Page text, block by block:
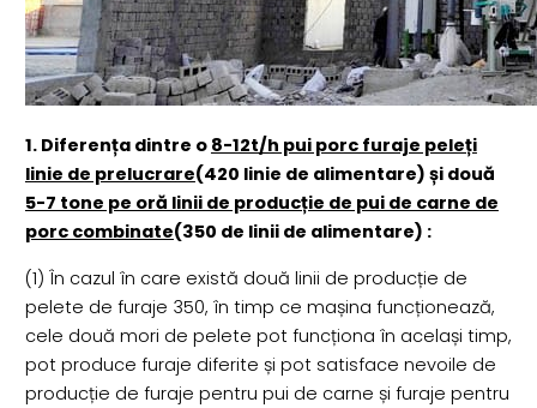
1. Diferența dintre o 8-12t/h pui porc furaje peleți
linie de prelucrare(420 linie de alimentare) și două
5-7 tone pe oră linii de producție de pui de carne de
porc combinate(350 de linii de alimentare) :
(1) În cazul în care există două linii de producție de
pelete de furaje 350, în timp ce mașina funcționează,
cele două mori de pelete pot funcționa în același timp,
pot produce furaje diferite și pot satisface nevoile de
producție de furaje pentru pui de carne și furaje pentru